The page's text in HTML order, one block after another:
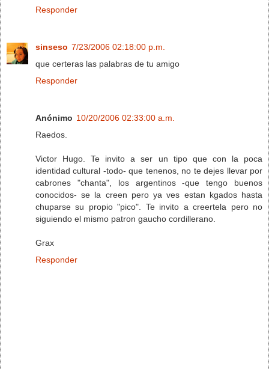
Responder
sinseso 7/23/2006 02:18:00 p.m.
que certeras las palabras de tu amigo
Responder
Anónimo 10/20/2006 02:33:00 a.m.
Raedos.
Victor Hugo. Te invito a ser un tipo que con la poca
identidad cultural -todo- que tenenos, no te dejes llevar por
cabrones "chanta", los argentinos -que tengo buenos
conocidos- se la creen pero ya ves estan kgados hasta
chuparse su propio "pico". Te invito a creertela pero no
siguiendo el mismo patron gaucho cordillerano.
Grax
Responder